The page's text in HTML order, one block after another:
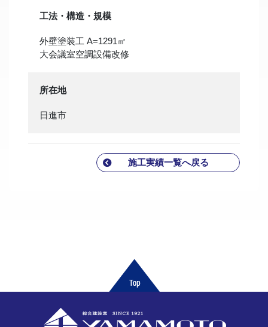
工法・構造・規模
外壁塗装工 A=1291㎡
大会議室空調設備改修
所在地
日進市
施工実績一覧へ戻る